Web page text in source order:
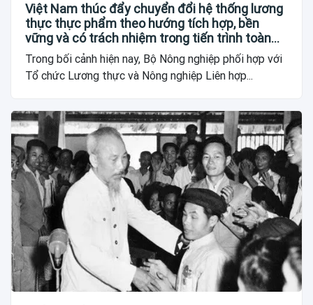
Việt Nam thúc đẩy chuyển đổi hệ thống lương
thực thực phẩm theo hướng tích hợp, bền
vững và có trách nhiệm trong tiến trình toàn
cầu
Trong bối cảnh hiện nay, Bộ Nông nghiệp phối hợp với
Tổ chức Lương thực và Nông nghiệp Liên hợp...